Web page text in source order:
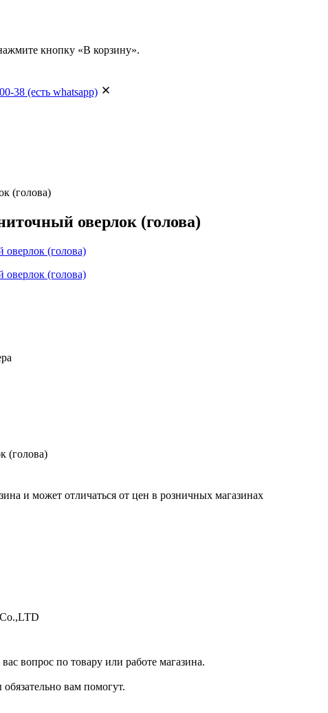
кнопку «В корзину».
38 (есть whatsapp)
(голова)
оверлок (голова)
(голова)
и может отличаться от цен в розничных магазинах
вопрос по товару или работе магазина.
вам помогут.